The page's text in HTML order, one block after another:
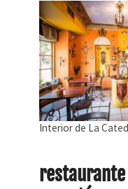
Interior de La